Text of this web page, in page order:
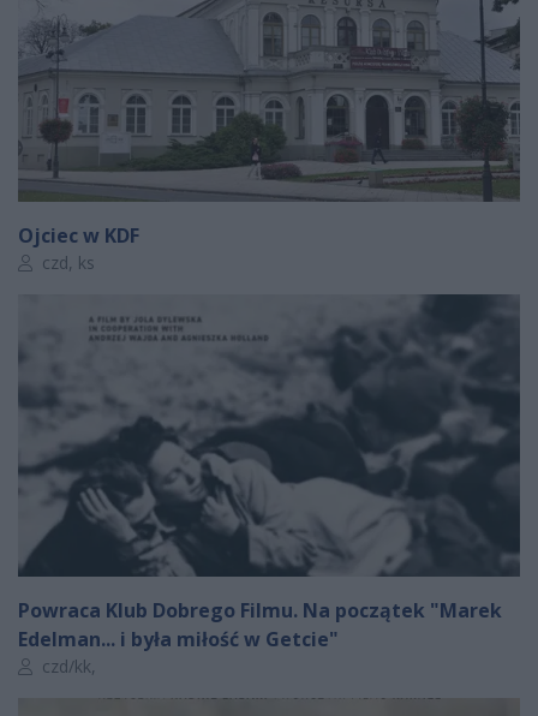
Ojciec w KDF
Autor artykułu:
czd, ks
Powraca Klub Dobrego Filmu. Na początek "Marek
Edelman... i była miłość w Getcie"
Autor artykułu:
czd/kk,